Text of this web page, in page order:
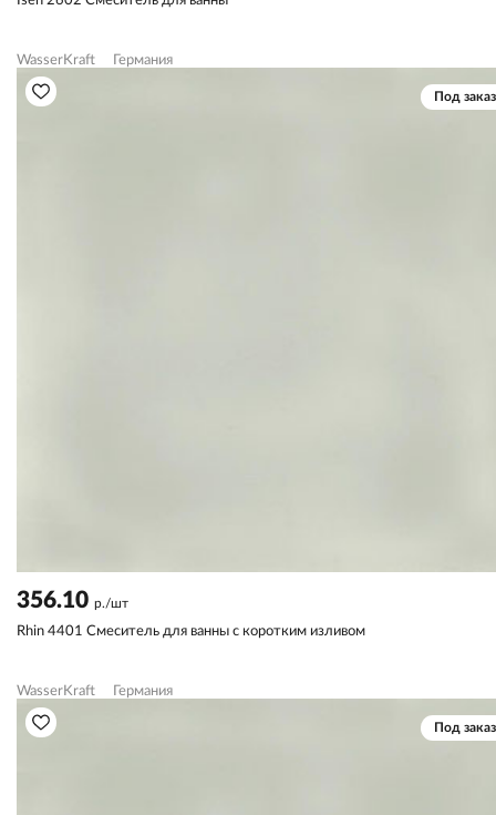
WasserKraft Германия
Под заказ
356.10 р./шт
Rhin 4401 Смеситель для ванны с коротким изливом
WasserKraft Германия
Под заказ